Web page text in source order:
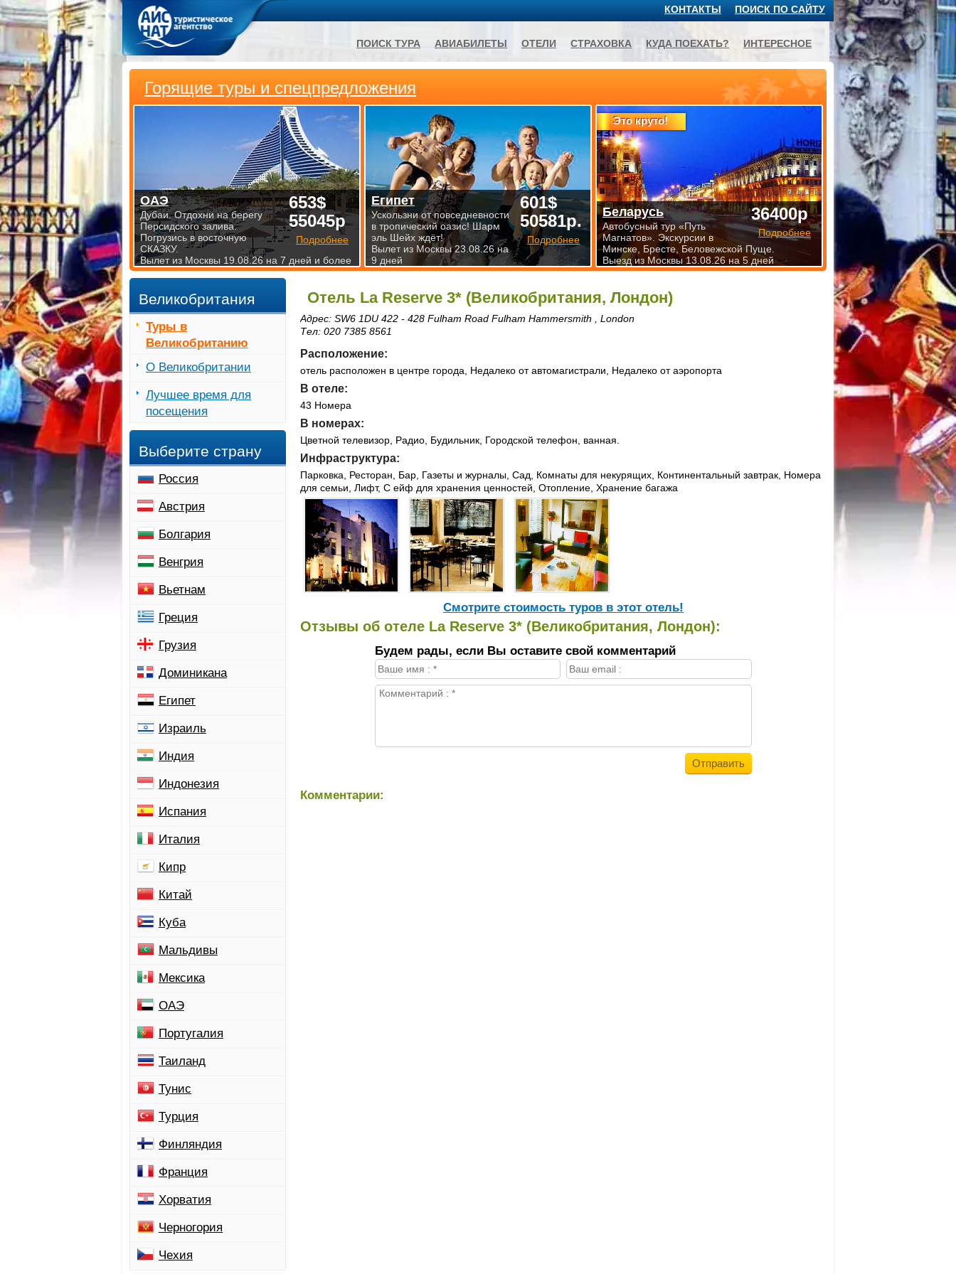
Отель La Reserve 3* (Великобритания, Лондон)
Адрес: SW6 1DU 422 - 428 Fulham Road Fulham Hammersmith , London
Тел: 020 7385 8561
Расположение:
отель расположен в центре города, Недалеко от автомагистрали, Недалеко от аэропорта
В отеле:
43 Номера
В номерах:
Цветной телевизор, Радио, Будильник, Городской телефон, ванная.
Инфраструктура:
Парковка, Ресторан, Бар, Газеты и журналы, Сад, Комнаты для некурящих, Континентальный завтрак, Номера
для семьи, Лифт, C ейф для хранения ценностей, Отопление, Хранение багажа
Cмотрите стоимость туров в этот отель!
Отзывы об отеле La Reserve 3* (Великобритания, Лондон):
Будем рады, если Вы оставите свой комментарий
Комментарии:
Великобритания
Туры в
Великобританию
О Великобритании
Лучшее время для
посещения
Выберите страну
Россия
Австрия
Болгария
Венгрия
Вьетнам
Греция
Грузия
Доминикана
Египет
Израиль
Индия
Индонезия
Испания
Италия
Кипр
Китай
Куба
Мальдивы
Мексика
ОАЭ
Португалия
Таиланд
Тунис
Турция
Финляндия
Франция
Хорватия
Черногория
Чехия
Горящие туры и спецпредложения
653$
55045р
Подробнее
ОАЭ
Дубаи. Отдохни на берегу
Персидского залива.
Погрузись в восточную
СКАЗКУ.
Вылет из Москвы 19.08.26 на 7 дней и более
601$
50581р.
Подробнее
Египет
Ускользни от повседневности
в тропический оазис! Шарм
эль Шейх ждёт!
Вылет из Москвы 23.08.26 на
9 дней
Это круто!
36400р
Подробнее
Беларусь
Автобусный тур «Путь
Магнатов». Экскурсии в
Минске, Бресте, Беловежской Пуще.
Выезд из Москвы 13.08.26 на 5 дней
ПОИСК ПО САЙТУ
КОНТАКТЫ
ПОИСК ТУРА АВИАБИЛЕТЫ ОТЕЛИ СТРАХОВКА КУДА ПОЕХАТЬ? ИНТЕРЕСНОЕ